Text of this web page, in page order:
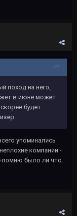
поход на него,
в июне может
будет
упоминались
компании -
помню было ли что.